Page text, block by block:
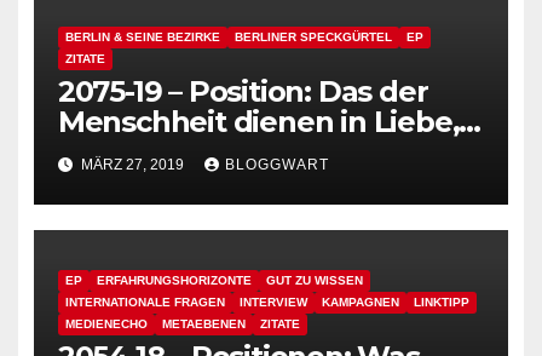
BERLIN & SEINE BEZIRKE BERLINER SPECKGÜRTEL
EP
ZITATE
2075-19 – Position: Das der
Menschheit dienen in Liebe,
das Musik machen und die
Zurückverbindung des
Menschlichen mit dem Selbst
MÄRZ 27, 2019 BLOGGWART
EP ERFAHRUNGSHORIZONTE
GUT ZU WISSEN
INTERNATIONALE FRAGEN
INTERVIEW KAMPAGNEN
LINKTIPP
MEDIENECHO
METAEBENEN ZITATE